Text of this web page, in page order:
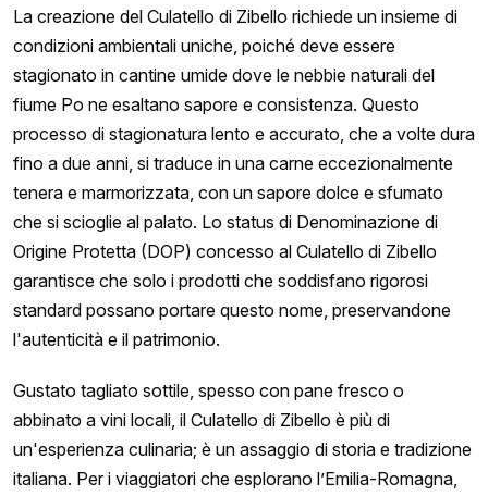
La creazione del Culatello di Zibello richiede un insieme di
condizioni ambientali uniche, poiché deve essere
stagionato in cantine umide dove le nebbie naturali del
fiume Po ne esaltano sapore e consistenza. Questo
processo di stagionatura lento e accurato, che a volte dura
fino a due anni, si traduce in una carne eccezionalmente
tenera e marmorizzata, con un sapore dolce e sfumato
che si scioglie al palato. Lo status di Denominazione di
Origine Protetta (DOP) concesso al Culatello di Zibello
garantisce che solo i prodotti che soddisfano rigorosi
standard possano portare questo nome, preservandone
l'autenticità e il patrimonio.
Gustato tagliato sottile, spesso con pane fresco o
abbinato a vini locali, il Culatello di Zibello è più di
un'esperienza culinaria; è un assaggio di storia e tradizione
italiana. Per i viaggiatori che esplorano l’Emilia-Romagna,